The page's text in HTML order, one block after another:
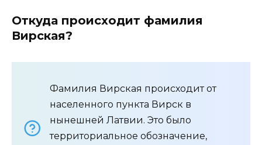
Откуда происходит фамилия
Вирская?
Фамилия Вирская происходит от
населенного пункта Вирск в
нынешней Латвии. Это было
территориальное обозначение,